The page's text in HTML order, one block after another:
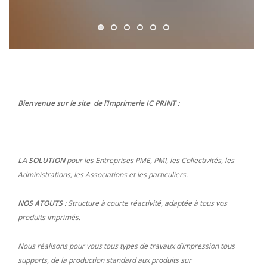
Bienvenue sur le site de l’Imprimerie IC PRINT :
LA SOLUTIONpour les Entreprises PME, PMI, les Collectivités, les
Administrations, les Associations et les particuliers.
NOS ATOUTS: Structure à courte réactivité, adaptée à tous vos
produits imprimés.
Nous réalisons pour vous tous types de travaux d’impression tous
supports, de la production standard aux produits sur